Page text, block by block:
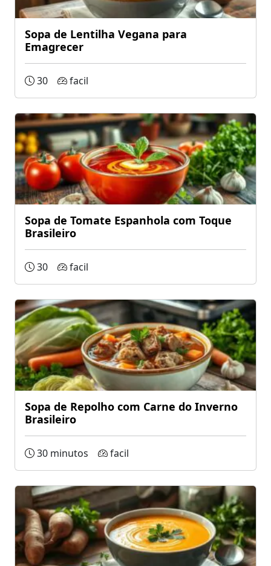
Sopa de Lentilha Vegana para
Emagrecer
30 facil
Sopa de Tomate Espanhola com Toque
Brasileiro
30 facil
Sopa de Repolho com Carne do Inverno
Brasileiro
30 minutos facil